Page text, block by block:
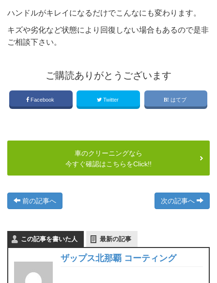
ハンドルがキレイになるだけでこんなにも変わります。
キズや劣化など状態により回復しない場合もあるので是非
ご相談下さい。
ご購読ありがとうございます
Facebook Twitter はてブ
車のクリーニングなら
今すぐ確認はこちらをClick!!
前の記事へ 次の記事へ
この記事を書いた人 最新の記事
ザップス北那覇 コーティング